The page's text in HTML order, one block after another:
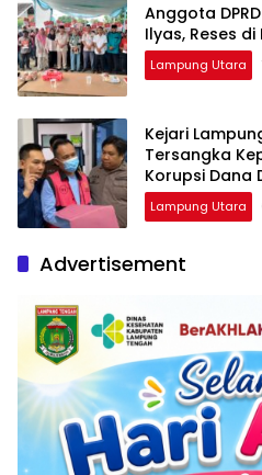
Anggota
Ilyas, Reses di
Lampung Utara
‎Kejari
Tersangka
Korupsi Dana
Lampung Utara
Advertisement